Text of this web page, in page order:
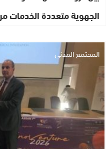
الجهوية متعددة الخدمات
المجتمع المدني